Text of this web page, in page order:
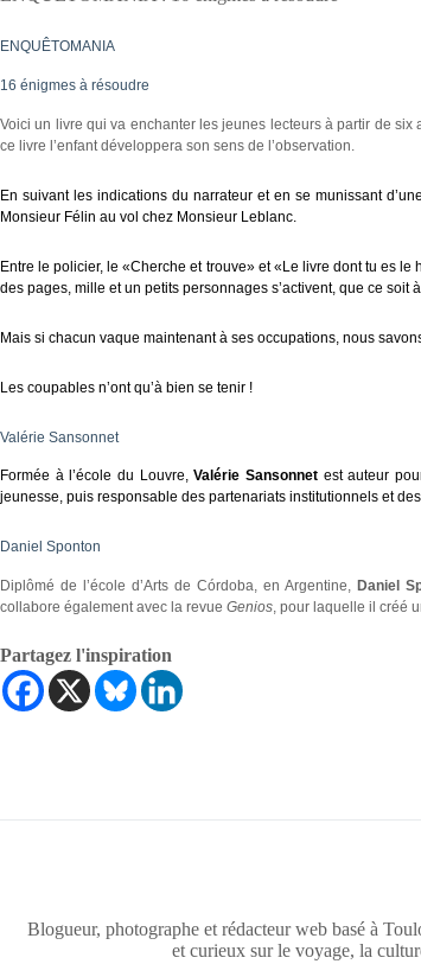
ENQUÊTOMANIA
16 énigmes à résoudre
Voici un livre qui va enchanter les jeunes lecteurs à partir de
ce livre l’enfant développera son sens de l’observation.
En suivant les indications du narrateur et en se munissant
Monsieur Félin au vol chez Monsieur Leblanc.
Entre le policier, le «Cherche et trouve» et «Le livre dont tu es le
des pages, mille et un petits personnages s’activent, que ce soit
Mais si chacun vaque maintenant à ses occupations, nous
Les coupables n’ont qu’à bien se tenir !
Valérie Sansonnet
Formée à l’école du Louvre,Valérie Sansonnet est auteur
jeunesse, puis responsable des partenariats institutionnels et
Daniel Sponton
Diplômé de l’école d’Arts de Córdoba, en Argentine, Daniel
collabore également avec la revue Genios, pour laquelle il créé
Partagez l'inspiration
Blogueur, photographe et rédacteur web basé à
et curieux sur le voyage, la